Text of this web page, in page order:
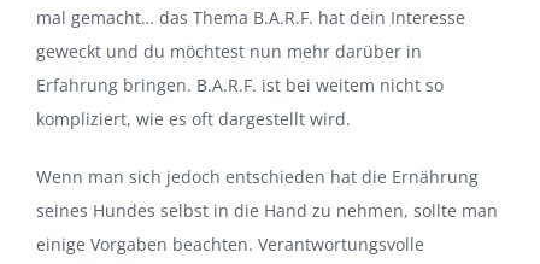
mal gemacht… das Thema B.A.R.F. hat dein Interesse
geweckt und du möchtest nun mehr darüber in
Erfahrung bringen. B.A.R.F. ist bei weitem nicht so
kompliziert, wie es oft dargestellt wird.
Wenn man sich jedoch entschieden hat die Ernährung
seines Hundes selbst in die Hand zu nehmen, sollte man
einige Vorgaben beachten. Verantwortungsvolle